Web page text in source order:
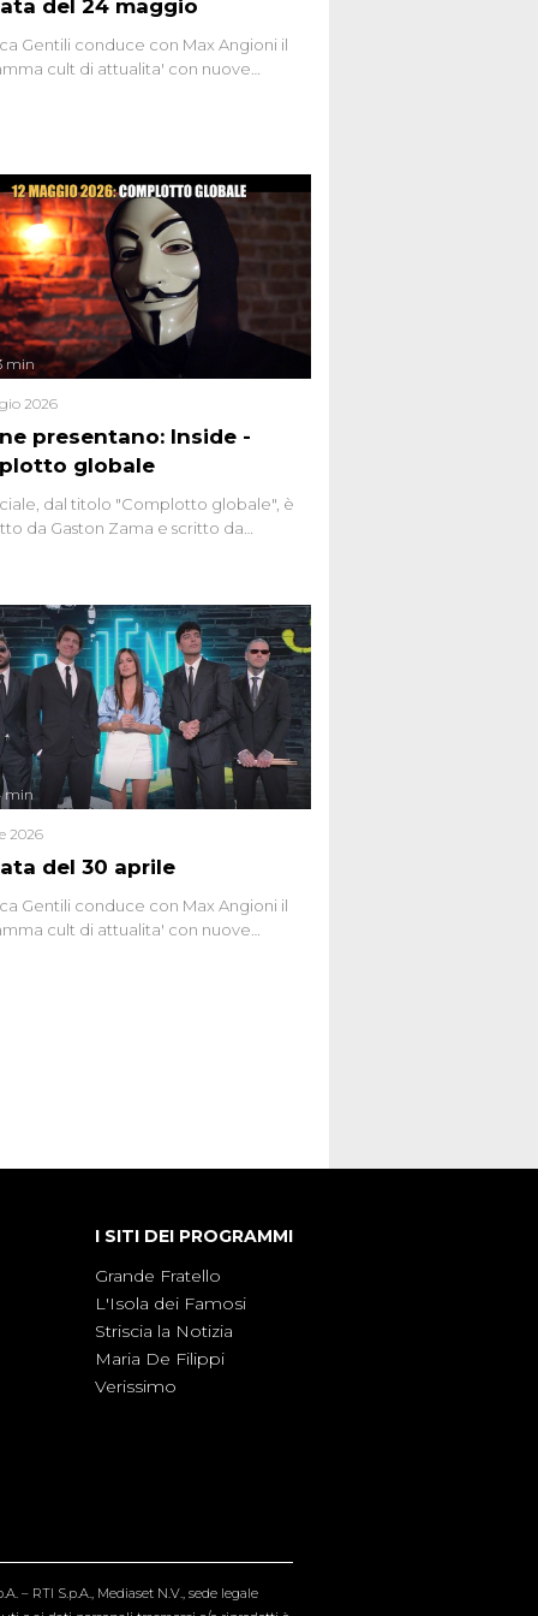
del 24 maggio
Gentili conduce con Max Angioni il
cult di attualita' con nuove
presentano: Inside -
globale
min
2026
dal titolo "Complotto globale", è
da Gaston Zama e scritto da
dei sospetti globali e del
che negli ultimi anni hanno
network, talk show, piazze digitali
collettivo.
del 30 aprile
min
2026
Gentili conduce con Max Angioni il
cult di attualita' con nuove
I SITI DEI PROGRAMMI
Grande Fratello
L'Isola dei Famosi
Striscia la Notizia
Maria De Filippi
Verissimo
– RTI S.p.A., Mediaset N.V., sede legale